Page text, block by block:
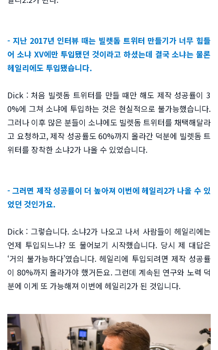
- 지난 2017년 인터뷰 때는 빌렛돔 트위터 만들기가 너무 힘들
어 소냐 XV에만 투입됐던 것이라고 하셨는데 결국 소냐는 물론
헤일리에도 투입됐습니다.
Dick : 처음 빌렛돔 트위터를 만들 때만 해도 제작 성공률이 3
0%에 그쳐 소냐에 투입하는 것은 현실적으로 불가능했습니다.
그러나 이후 많은 분들이 소냐에도 빌렛돔 트위터를 채택해달라
고 요청하고, 제작 성공률도 60%까지 올라간 덕분에 빌렛돔 트
위터를 장착한 소냐2가 나올 수 있었습니다.
- 그러면 제작 성공률이 더 높아져 이번에 헤일리2가 나올 수 있
었던 것인가요.
Dick : 그렇습니다. 소냐2가 나오고 나서 사람들이 헤일리에는
언제 투입되느냐? 또 물어보기 시작했습니다. 당시 제 대답은
‘거의 불가능하다’였습니다. 헤일리에 투입되려면 제작 성공률
이 80%까지 올라가야 했거든요. 그런데 계속된 연구와 노력 덕
분에 이게 또 가능해져 이번에 헤일리2가 된 것입니다.